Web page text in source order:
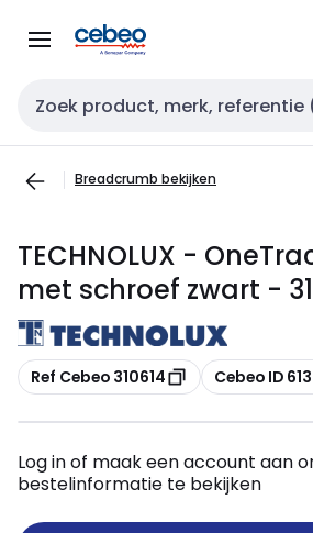
naar
naar
Zoekveld invoer
Breadcrumb bekijken
TECHNOLUX -
met schroef zwart -
Kopiëren
Ref Cebeo 310614 Kopiëren
Cebeo ID
Log in of maak een account aan
bestelinformatie te bekijken